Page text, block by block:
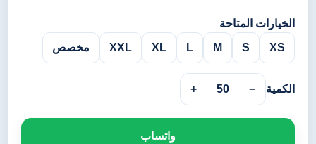
الخيارات المتاحة
XS
S
M
L
XL
XXL مخصص
الكمية −
50
+
واتساب